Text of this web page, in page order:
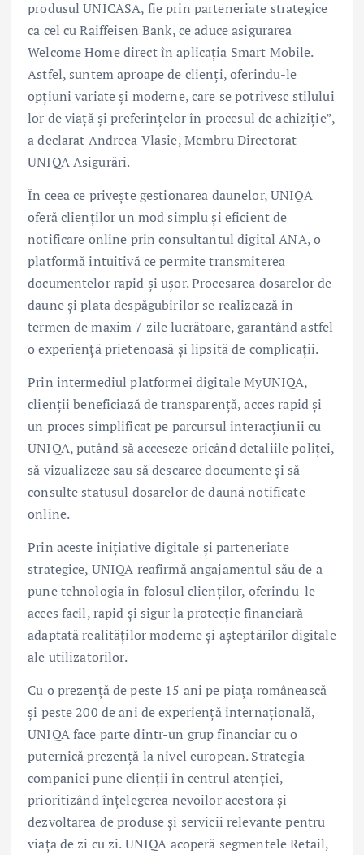
produsul UNICASA, fie prin parteneriate strategice
ca cel cu Raiffeisen Bank, ce aduce asigurarea
Welcome Home direct în aplicația Smart Mobile.
Astfel, suntem aproape de clienți, oferindu-le
opțiuni variate și moderne, care se potrivesc stilului
lor de viață și preferințelor în procesul de achiziție”,
a declarat Andreea Vlasie, Membru Directorat
UNIQA Asigurări.
În ceea ce privește gestionarea daunelor, UNIQA
oferă clienților un mod simplu și eficient de
notificare online prin consultantul digital ANA, o
platformă intuitivă ce permite transmiterea
documentelor rapid și ușor. Procesarea dosarelor de
daune și plata despăgubirilor se realizează în
termen de maxim 7 zile lucrătoare, garantând astfel
o experiență prietenoasă și lipsită de complicații.
Prin intermediul platformei digitale MyUNIQA,
clienții beneficiază de transparență, acces rapid și
un proces simplificat pe parcursul interacțiunii cu
UNIQA, putând să acceseze oricând detaliile poliței,
să vizualizeze sau să descarce documente și să
consulte statusul dosarelor de daună notificate
online.
Prin aceste inițiative digitale și parteneriate
strategice, UNIQA reafirmă angajamentul său de a
pune tehnologia în folosul clienților, oferindu-le
acces facil, rapid și sigur la protecție financiară
adaptată realităților moderne și așteptărilor digitale
ale utilizatorilor.
Cu o prezență de peste 15 ani pe piața românească
și peste 200 de ani de experiență internațională,
UNIQA face parte dintr-un grup financiar cu o
puternică prezență la nivel european. Strategia
companiei pune clienții în centrul atenției,
prioritizând înțelegerea nevoilor acestora și
dezvoltarea de produse și servicii relevante pentru
viața de zi cu zi. UNIQA acoperă segmentele Retail,